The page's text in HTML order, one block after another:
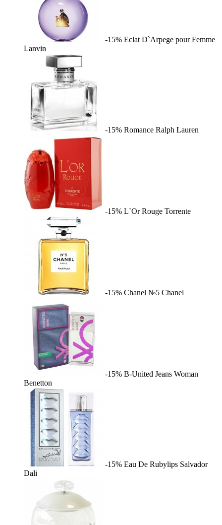
-15% Eclat D`Arpege pour Femme
Lanvin
-15% Romance Ralph Lauren
-15% L`Or Rouge Torrente
-15% Chanel №5 Chanel
-15% B-United Jeans Woman
Benetton
-15% Eau De Rubylips Salvador
Dali